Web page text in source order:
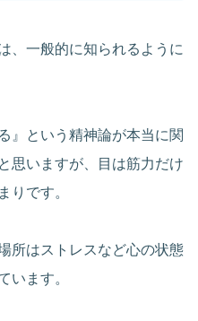
、一般的に知られるように
』という精神論が本当に関
思いますが、目は筋力だけ
りです。
所はストレスなど心の状態
います。